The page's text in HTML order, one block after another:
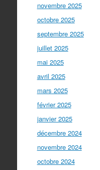
novembre 2025
octobre 2025
septembre 2025
juillet 2025
mai 2025
avril 2025
mars 2025
février 2025
janvier 2025
décembre 2024
novembre 2024
octobre 2024